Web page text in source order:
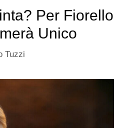
Per Fiorello
Unico
Tuzzi